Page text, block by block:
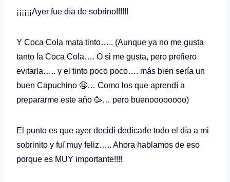
¡¡¡¡¡¡Ayer fue día de sobrino!!!!!!
Y Coca Cola mata tinto….. (Aunque ya no me gusta
tanto la Coca Cola…. O si me gusta, pero prefiero
evitarla….. y el tinto poco poco…. más bien sería un
buen Capuchino 🤤… Como los que aprendí a
prepararme este año 🥳… pero buenoooooooo)
El punto es que ayer decidí dedicarle todo el día a mi
sobrinito y fuí muy feliz….. Ahora hablamos de eso
porque es MUY importante!!!!